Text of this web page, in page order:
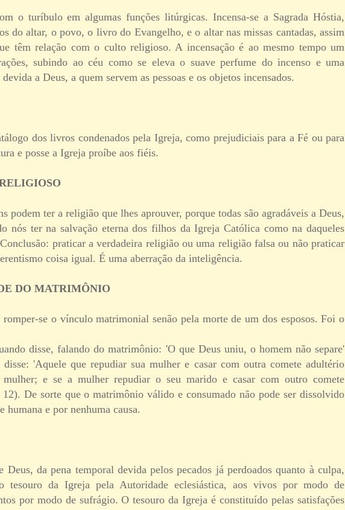
o turíbulo em algumas funções litúrgicas. Incensa-se a Sagrada Hóstia,
do altar, o povo, o livro do Evangelho, e o altar nas missas cantadas, assim
têm relação com o culto religioso. A incensação é ao mesmo tempo um
subindo ao céu como se eleva o suave perfume do incenso e uma
a Deus, a quem servem as pessoas e os objetos incensados.
dos livros condenados pela Igreja, como prejudiciais para a Fé ou para
e posse a Igreja proíbe aos fiéis.
podem ter a religião que lhes aprouver, porque todas são agradáveis a Deus,
nós ter na salvação eterna dos filhos da Igreja Católica como na daqueles
praticar a verdadeira religião ou uma religião falsa ou não praticar
coisa igual. É uma aberração da inteligência.
DO MATRIMÔNIO
romper-se o vínculo matrimonial senão pela morte de um dos esposos. Foi o
disse, falando do matrimônio: 'O que Deus uniu, o homem não separe'
'Aquele que repudiar sua mulher e casar com outra comete adultério
e se a mulher repudiar o seu marido e casar com outro comete
De sorte que o matrimônio válido e consumado não pode ser dissolvido
humana e por nenhuma causa.
Deus, da pena temporal devida pelos pecados já perdoados quanto à culpa,
tesouro da Igreja pela Autoridade eclesiástica, aos vivos por modo de
por modo de sufrágio. O tesouro da Igreja é constituído pelas satisfações